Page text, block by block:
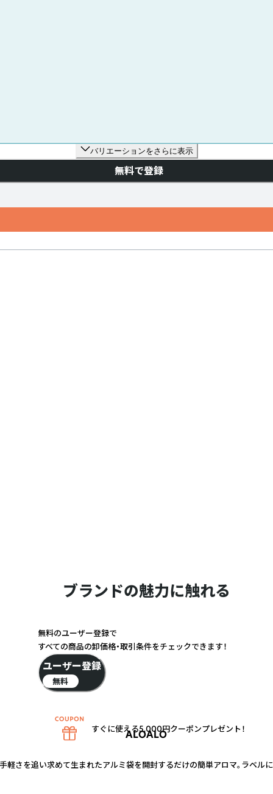
バリエーションをさらに表示
無料で登録
ブランドの魅力に触れる
ALOALO
軽さを追い求めて生まれたアルミ袋を開封するだけの簡単アロマ。ラベル
無料のユーザー登録で
すべての商品の卸価格・取引条件をチェックできます！
ユーザー登録
無料
すぐに使える5,000円クーポンプレゼント！